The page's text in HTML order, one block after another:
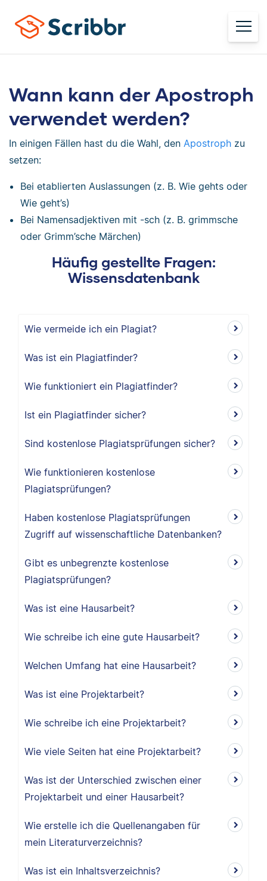
Wann kann der Apostroph
verwendet werden?
In einigen Fällen hast du die Wahl, den Apostroph zu
setzen:
Bei etablierten Auslassungen (z. B. Wie gehts oder
Wie geht’s)
Bei Namensadjektiven mit -sch (z. B. grimmsche
oder Grimm’sche Märchen)
Häufig gestellte Fragen:
Wissensdatenbank
Wie vermeide ich ein Plagiat?
Was ist ein Plagiatfinder?
Wie funktioniert ein Plagiatfinder?
Ist ein Plagiatfinder sicher?
Sind kostenlose Plagiatsprüfungen sicher?
Wie funktionieren kostenlose
Plagiatsprüfungen?
Haben kostenlose Plagiatsprüfungen
Zugriff auf wissenschaftliche Datenbanken?
Gibt es unbegrenzte kostenlose
Plagiatsprüfungen?
Was ist eine Hausarbeit?
Wie schreibe ich eine gute Hausarbeit?
Welchen Umfang hat eine Hausarbeit?
Was ist eine Projektarbeit?
Wie schreibe ich eine Projektarbeit?
Wie viele Seiten hat eine Projektarbeit?
Was ist der Unterschied zwischen einer
Projektarbeit und einer Hausarbeit?
Wie erstelle ich die Quellenangaben für
mein Literaturverzeichnis?
Was ist ein Inhaltsverzeichnis?